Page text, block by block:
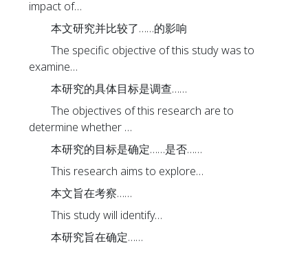
impact of…
本文研究并比较了……的影响
The specific objective of this study was to
examine…
本研究的具体目标是调查……
The objectives of this research are to
determine whether …
本研究的目标是确定……是否……
This research aims to explore…
本文旨在考察……
This study will identify…
本研究旨在确定……